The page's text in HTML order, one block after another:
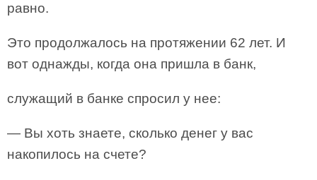
равно.
Это продолжалось на протяжении 62 лет. И
вот однажды, когда она пришла в банк,
служащий в банке спросил у нее:
— Вы хоть знаете, сколько денег у вас
накопилось на счете?